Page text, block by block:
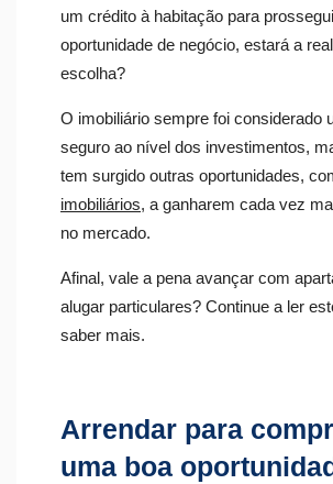
um crédito à habitação para
oportunidade de negócio, estará a
escolha?
O imobiliário sempre foi considerado
seguro ao nível dos investimentos,
tem surgido outras oportunidades,
imobiliários, a ganharem cada vez
no mercado.
Afinal, vale a pena avançar com
alugar particulares? Continue a ler
saber mais.
Arrendar para
uma boa